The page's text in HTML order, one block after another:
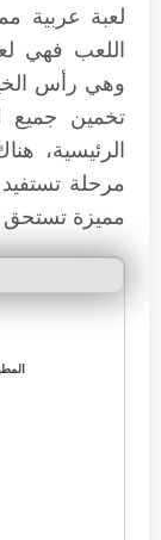
لعبة عربية
اللعب فهي
وهي رأس
تخمين جميع
الرئيسية،
مرحلة
مميزة تستحق